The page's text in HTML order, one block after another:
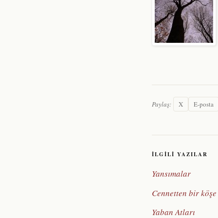
Paylaş: X E-posta
İLGILI YAZILAR
Yansımalar
Cennetten bir köşe
Yaban Atları